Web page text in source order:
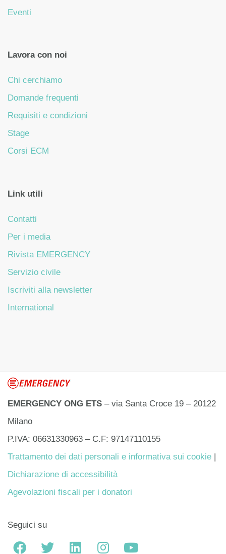
Eventi
Lavora con noi
Chi cerchiamo
Domande frequenti
Requisiti e condizioni
Stage
Corsi ECM
Link utili
Contatti
Per i media
Rivista EMERGENCY
Servizio civile
Iscriviti alla newsletter
International
EMERGENCY ONG ETS – via Santa Croce 19 – 20122
Milano
P.IVA: 06631330963 – C.F: 97147110155
Trattamento dei dati personali e informativa sui cookie
Dichiarazione di accessibilità
Agevolazioni fiscali per i donatori
Seguici su